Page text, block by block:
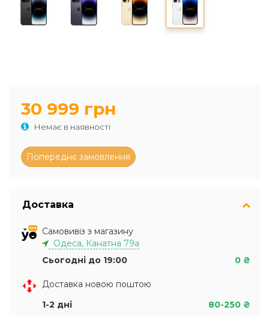
30 999 грн
Немає в наявності
Доставка
Самовивіз з магазину
Одеса, Канатна 79а
Сьогодні до 19:00
0 ₴
Доставка новою поштою
1-2 дні
80-250 ₴